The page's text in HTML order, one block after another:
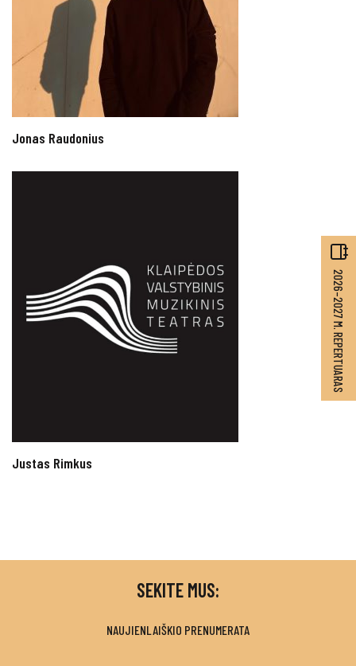
Jonas Raudonius
Justas Rimkus
2026–2027 M. REPERTUARAS
SEKITE MUS:
NAUJIENLAIŠKIO PRENUMERATA